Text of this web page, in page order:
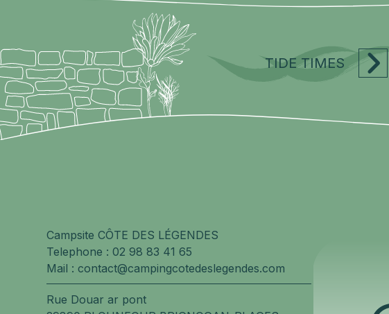
TIDE TIMES
Campsite CÔTE DES LÉGENDES
Telephone :02 98 83 41 65
Mail :contact@campingcotedeslegendes.com
Rue Douar ar pont